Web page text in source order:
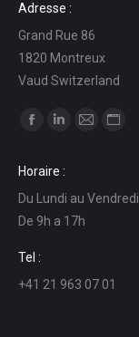
Adresse :
Grand Rue 86
1820 Montreux
Vaud Switzerland
Find us on:
opens
in
new
window
opens
in
new
in
in
Horaire :
Du Lundi au Vendredi
De 9h a 17h
Tel :
+41 21 963 07 01